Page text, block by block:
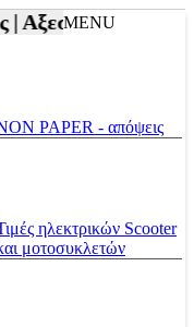
Αξεσουάρ Αναβάτη
MENU
PAPER - απόψεις
ηλεκτρικών Scooter
μοτοσυκλετών